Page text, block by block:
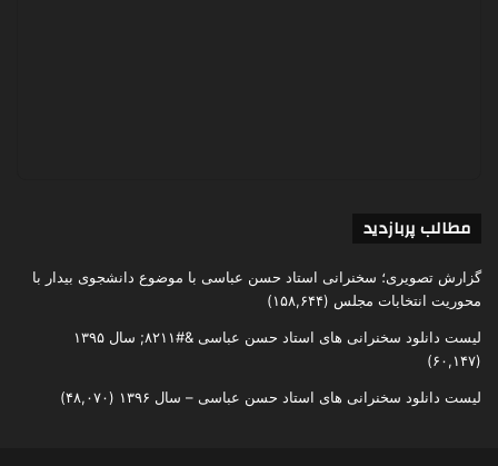
مطالب پربازدید
گزارش تصویری؛ سخنرانی استاد حسن عباسی با موضوع دانشجوی بیدار با
محوریت انتخابات مجلس (۱۵۸,۶۴۴)
لیست دانلود سخنرانی های استاد حسن عباسی &#۸۲۱۱; سال ۱۳۹۵
(۶۰,۱۴۷)
لیست دانلود سخنرانی های استاد حسن عباسی – سال ۱۳۹۶ (۴۸,۰۷۰)